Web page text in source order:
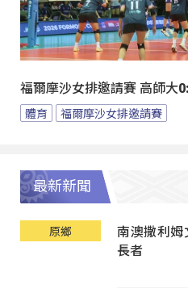
福爾摩沙女排邀請賽 高師大
體育 福爾摩沙女排邀請賽
最新新聞
原鄉
南澳撒利
長者